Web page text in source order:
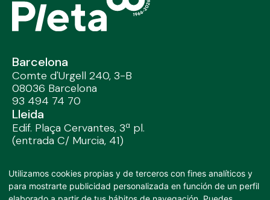
Barcelona
Comte d'Urgell 240, 3-B
08036 Barcelona
93 494 74 70
Lleida
Edif. Plaça Cervantes, 3ª pl.
(entrada C/ Murcia, 41)
Madrid
José Abascal, 44 4º
28003 Madrid
Utilizamos cookies propias y de terceros con fines analíticos y
para mostrarte publicidad personalizada en función de un perfil